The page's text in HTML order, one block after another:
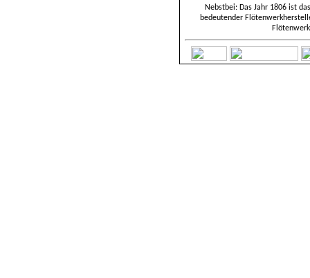
Nebstbei: Das Jahr 1806 ist
bedeutender